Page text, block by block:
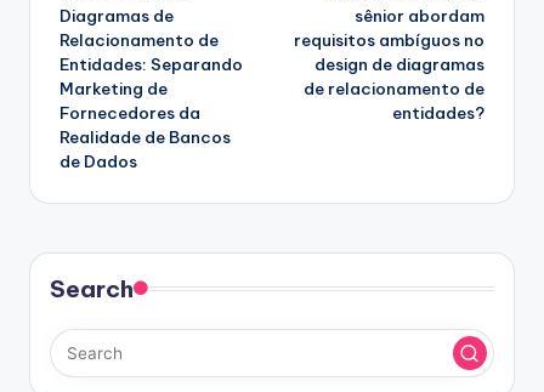
Diagramas de
Relacionamento de
Entidades: Separando
Marketing de
Fornecedores da
Realidade de Bancos
de Dados
sênior abordam
requisitos ambíguos no
design de diagramas
de relacionamento de
entidades?
Search